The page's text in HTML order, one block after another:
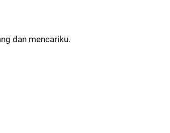
dan mencariku.